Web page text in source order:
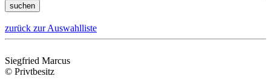
zurück zur Auswahlliste
Siegfried Marcus
© Privtbesitz